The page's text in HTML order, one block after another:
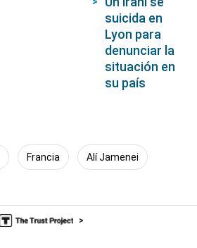
suicida en
Lyon para
denunciar la
situación en
su país
Francia Alí Jamenei